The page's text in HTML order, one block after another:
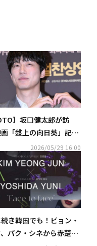
】坂口健太郎が訪
「盤上の向日葵」記者
2026/05/29 16:00
き韓国でも！ビョン・
パク・シネから赤楚衛